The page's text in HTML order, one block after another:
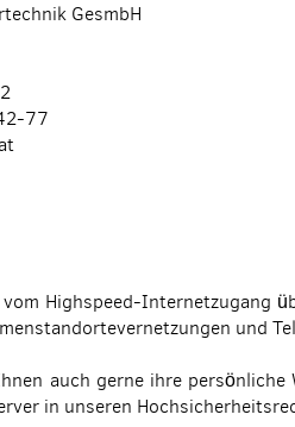
GesmbH
77
Highspeed-Internetzugang
und
auch gerne ihre
in unseren